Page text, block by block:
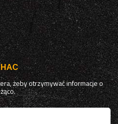
żeby otrzymywać informacje o